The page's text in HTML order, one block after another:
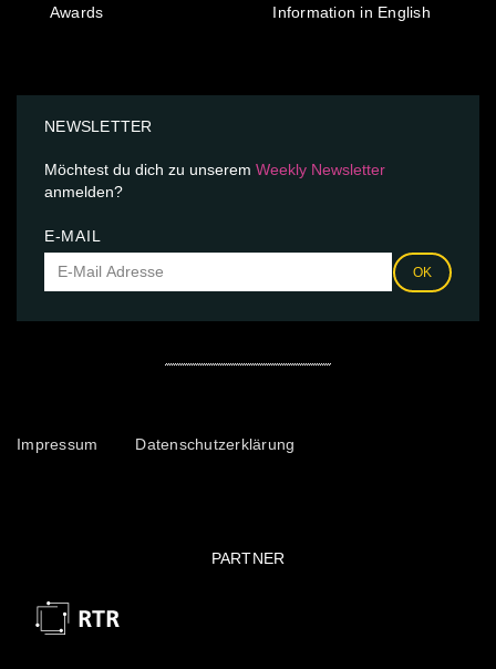
Awards
Information in English
NEWSLETTER
Möchtest du dich zu unserem Weekly Newsletter
anmelden?
E-MAIL
OK
Impressum Datenschutzerklärung
PARTNER